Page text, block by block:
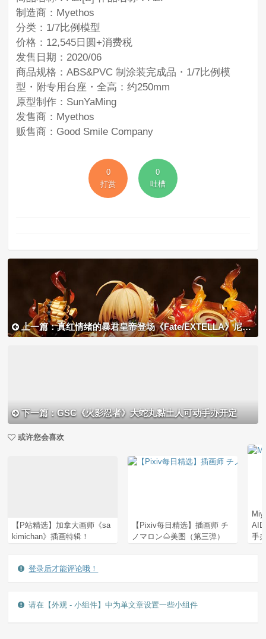
制造商：Myethos
分类：1/7比例模型
价格：12,545日圆+消费税
发售日期：2020/06
商品规格：ABS&PVC 制涂装完成品・1/7比例模
型・附专用台座・全高：约250mm
原型制作：SunYaMing
发售商：Myethos
贩售商：Good Smile Company
0
打赏
0
吐槽
上一篇：真红情绪的暴君皇帝登场《Fate/EXTELLA》尼禄 手办开定
下一篇：GSC《火影忍者》大蛇丸黏土人可动手办开定
或许您会喜欢
【P站精选】加拿大画师《sa
kimichan》插画特辑！
【Pixiv每日精选】插画师 チ
ノマロン🌰美图（第三弹）
手
登录后才能评论哦！
请在【外观 - 小组件】中为单文章设置一些小组件